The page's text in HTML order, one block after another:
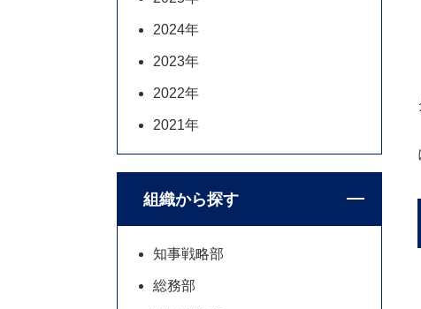
2024年
2023年
2022年
2021年
組織から探す
知事戦略部
総務部